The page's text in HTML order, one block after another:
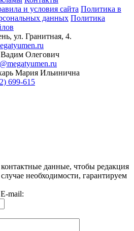
и условия сайта Политика в
данных Политика
ул. Гранитная, 4.
Олегович
Мария Ильинична
699-615
данные, чтобы редакция
необходимости, гарантируем
mail: